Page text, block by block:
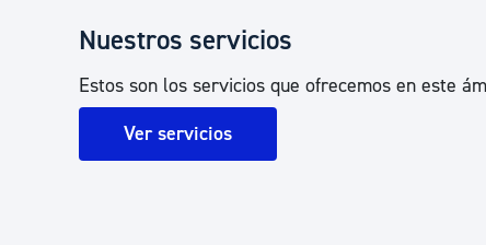
Nuestros servicios
Estos son los servicios que ofrecemos en este
Ver servicios